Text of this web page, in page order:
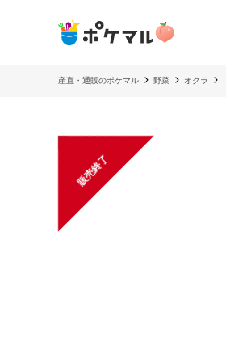
産直・通販のポケマル 野菜 オクラ
販売終了